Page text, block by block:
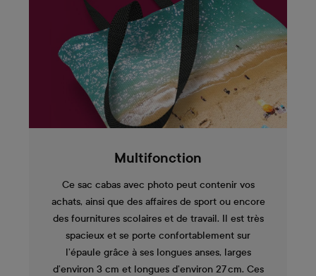
Multifonction
Ce sac cabas avec photo peut contenir vos
achats, ainsi que des affaires de sport ou encore
des fournitures scolaires et de travail. Il est très
spacieux et se porte confortablement sur
l’épaule grâce à ses longues anses, larges
d’environ 3 cm et longues d’environ 27 cm. Ces